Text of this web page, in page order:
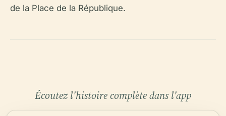
de la Place de la République.
Écoutez l'histoire complète dans l'app